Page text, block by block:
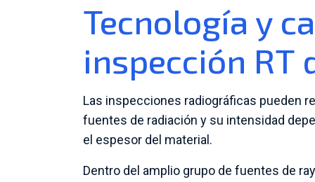
Tecnología y
inspección RT
Las inspecciones radiográficas pueden
fuentes de radiación y su intensidad
el espesor del material.
Dentro del amplio grupo de fuentes de